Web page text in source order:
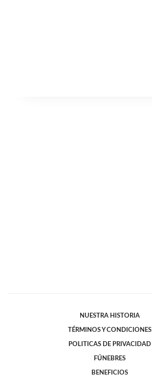
NUESTRA HISTORIA
TÉRMINOS Y CONDICIONES
POLITICAS DE PRIVACIDAD
FÚNEBRES
BENEFICIOS